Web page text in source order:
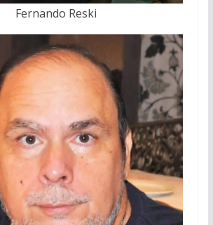
Fernando Reski